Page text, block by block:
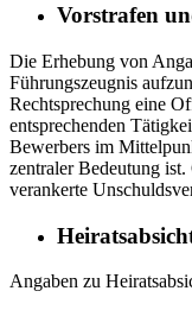
Vorstrafen
Die Erhebung von
Führungszeugnis
Rechtsprechung eine
entsprechenden
Bewerbers im
zentraler Bedeutung
verankerte
Angaben zu